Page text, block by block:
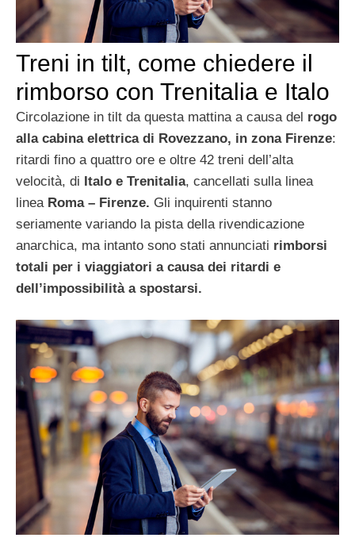
Treni in tilt, come chiedere il
rimborso con Trenitalia e Italo
Circolazione in tilt da questa mattina a causa del rogo
alla cabina elettrica di Rovezzano, in zona Firenze:
ritardi fino a quattro ore e oltre 42 treni dell’alta
velocità, di Italo e Trenitalia, cancellati sulla linea
linea Roma – Firenze. Gli inquirenti stanno
seriamente variando la pista della rivendicazione
anarchica, ma intanto sono stati annunciati rimborsi
totali per i viaggiatori a causa dei ritardi e
dell’impossibilità a spostarsi.